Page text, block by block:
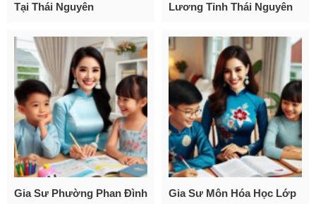
Tại Thái Nguyên
Lương Tỉnh Thái Nguyên
Gia Sư Phường Phan Đình
Gia Sư Môn Hóa Học Lớp